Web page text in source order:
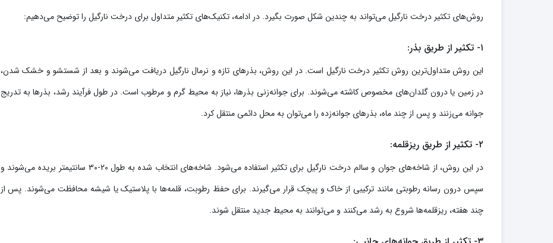
روش‌های تکثیر درخت نارگیل می‌تواند به چندین شکل صورت بگیرد. در ادامه، تکنیک‌های تکثیر متداول برای درخت نارگیل را توضیح می‌دهیم:
۱- تکثیر از طریق بذر:
این روش متداول‌ترین روش تکثیر درخت نارگیل است. در این روش، بذرهای تازه و نرمال نارگیل دریافت می‌شوند و بعد از شستشو و خشک شدن،
در زمین یا درون گلدان‌های مخصوص کاشته می‌شوند. برای جوانه‌زنی بذرها، نیاز به محیط گرم و مرطوب است. در طول فرآیند رشد، بذرها به تدریج
جوانه می‌زنند و پس از چند ماه، بذرهای جوانه‌زده را می‌توان به محل دائمی منتقل کرد.
۲- تکثیر از طریق ریزقلمه:
در این روش، از شاخه‌های جوان و سالم درخت نارگیل برای تکثیر استفاده می‌شود. شاخه‌های انتخاب شده به طول ۲۰-۳۰ سانتیمتر بریده می‌شوند و
سپس درون رسانه رطوبتی مانند ترکیبی از خاک و پیچک قرار می‌گیرند. برای حفظ رطوبت، قلمه‌ها با پلاستیک یا شیشه محافظت می‌شوند. پس از
چند هفته، ریزقلمه‌ها شروع به رشد می‌کنند و می‌توانند به محیط جدید منتقل شوند.